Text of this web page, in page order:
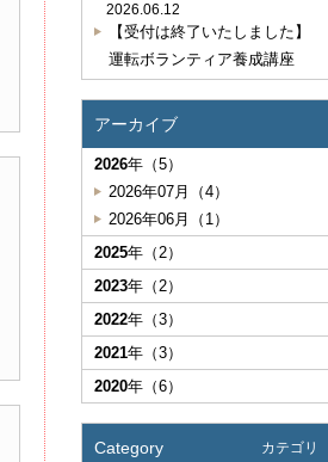
2026.06.12
【受付は終了いたしました】
運転ボランティア養成講座
アーカイブ
2026年（5）
2026年07月（4）
2026年06月（1）
2025年（2）
2023年（2）
2022年（3）
2021年（3）
2020年（6）
Category カテゴリ